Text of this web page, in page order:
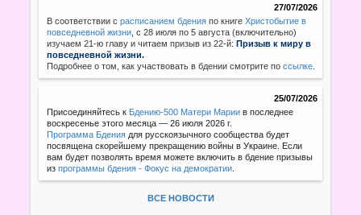
27/07/2026
В соответствии с расписанием бдения по книгеХристобытие в
повседневной жизни с 28 июля по 5 августа (включительно)
изучаем 21-ю главу и читаем призыв из 22-й:Призыв к миру в
повседневной жизни.
Подробнее о том, как участвовать в бдении смотрите поссылке
25/07/2026
Присоединяйтесь к Бдению-500 Матери Марии в последнее
воскресенье этого месяца — 26 июля 2026 г.
Программа Бдения для русскоязычного сообщества будет
посвящена скорейшему прекращению войны в Украине. Если
вам будет позволять время можете включить в бдение призывы
изпрограммы бдения - Фокус на демократии
ВСЕ НОВОСТИ